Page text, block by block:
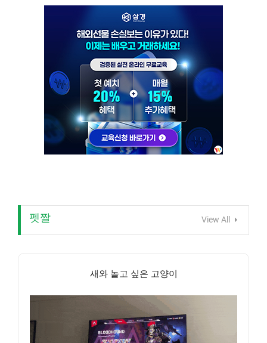
펫짤 View All
새와 놀고 싶은 고양이